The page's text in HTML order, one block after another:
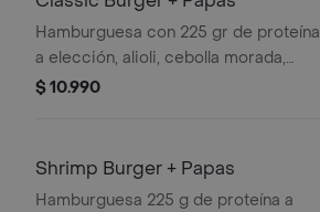
Hamburguesa con 225 gr de proteína
a elección, alioli, cebolla morada,
tomate y lechuga hidropónica. Incluye
$ 10.990
Shrimp Burger + Papas
Hamburguesa 225 g de proteína a